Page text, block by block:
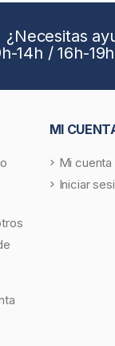
¿Necesitas
14h / 16h-19h
MI
Mi cuenta
Iniciar